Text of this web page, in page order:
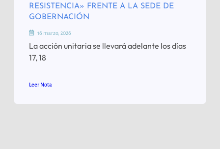
RESISTENCIA» FRENTE A LA SEDE DE
GOBERNACIÓN
16 marzo, 2026
La acción unitaria se llevará adelante los días
17, 18
Leer Nota